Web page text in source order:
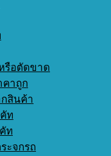
รือตัดขาด
คาถูก
สินค้า
ท
ท
ะจกรถ